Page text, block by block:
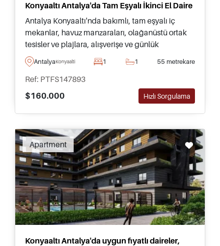
Konyaaltı Antalya'da Tam Eşyalı İkinci El Daire
Antalya Konyaaltı'nda bakımlı, tam eşyalı iç
mekanlar, havuz manzaraları, olağanüstü ortak
tesisler ve plajlara, alışverişe ve günlük
olanaklara mükemmel erişim sunan daire.
AntalyaKonyaalti 1 1 55 metrekare
Ref: PTFS147893
$160.000
Hızlı Sorgulama
Apartment
Konyaaltı Antalya'da uygun fiyatlı daireler,